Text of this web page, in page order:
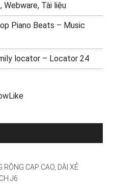
Webware, Tài liệu
Piano Beats – Music
locator – Locator 24
RỘNG CẠP CAO, DÀI XẺ
J6